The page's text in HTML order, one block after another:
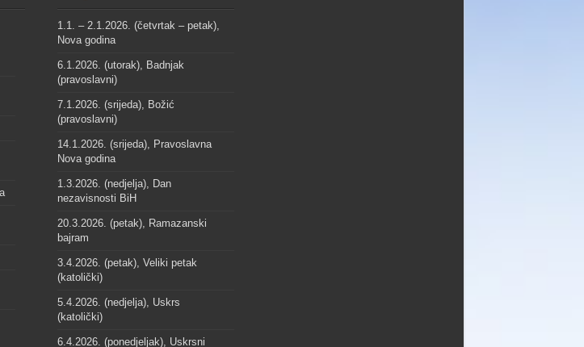
1.1. – 2.1.2026. (četvrtak – petak),
Nova godina
6.1.2026. (utorak), Badnjak
(pravoslavni)
7.1.2026. (srijeda), Božić
(pravoslavni)
14.1.2026. (srijeda), Pravoslavna
Nova godina
1.3.2026. (nedjelja), Dan
nezavisnosti BiH
20.3.2026. (petak), Ramazanski
bajram
3.4.2026. (petak), Veliki petak
(katolički)
5.4.2026. (nedjelja), Uskrs
(katolički)
6.4.2026. (ponedjeljak), Uskrsni